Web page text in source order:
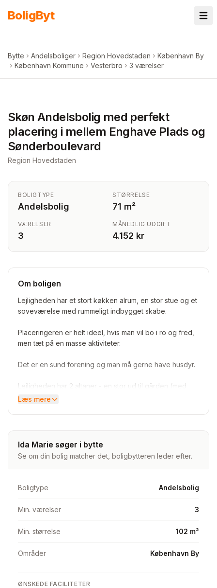
BoligByt
Bytte Andelsboliger Region Hovedstaden
København By
København Kommune
Vesterbro 3 værelser
Skøn Andelsbolig med perfekt
placering i mellem Enghave Plads og
Sønderboulevard
Region Hovedstaden
BOLIGTYPE
Andelsbolig
STØRRELSE
71 m²
VÆRELSER
3
MÅNEDLIG UDGIFT
4.152 kr
Om boligen
Lejligheden har et stort køkken alrum, en stor stue og et
soveværelse med rummeligt indbygget skabe.
Placeringeren er helt ideel, hvis man vil bo i ro og fred,
men tæt på en masse aktiviteter.
Det er en sund forening og man må gerne have husdyr.
Lejligheden har 2 altaner - en stor ud til gården (med
eftermiddag og aftensol i højsommeren) og en balkon
Der er et stort kælderrum og et stort loftrum
Vi er et par som søger en større lejlighed gerne i samme
område.
- Et rummeligt køkken / alrum
- Badeværelse gerne med seperat bruseniche
Læs mere
Ida Marie søger i bytte
Se om din bolig matcher det, boligbytteren leder efter.
Boligtype Andelsbolig
Min. værelser 3
Min. størrelse 102 m²
Områder København By
ØNSKEDE FACILITETER